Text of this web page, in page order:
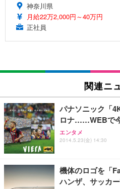
神奈川県
月給22万2,000円～40万円
正社員
関連ニ
パナソニック「
ロナ……WEBで
エンタメ
2014.5.23(金) 14:30
機体のロゴを「
ハンザ、サッカ